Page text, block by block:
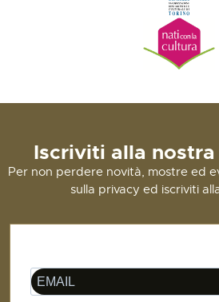
Iscriviti alla
Per non perdere novità, mostre ed
sulla privacy ed iscriviti